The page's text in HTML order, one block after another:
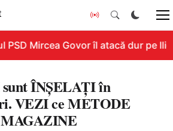
PSD Mircea Govor îl atacă dur pe
ÎNŞELAŢI în
VEZI ce METODE
MAGAZINE